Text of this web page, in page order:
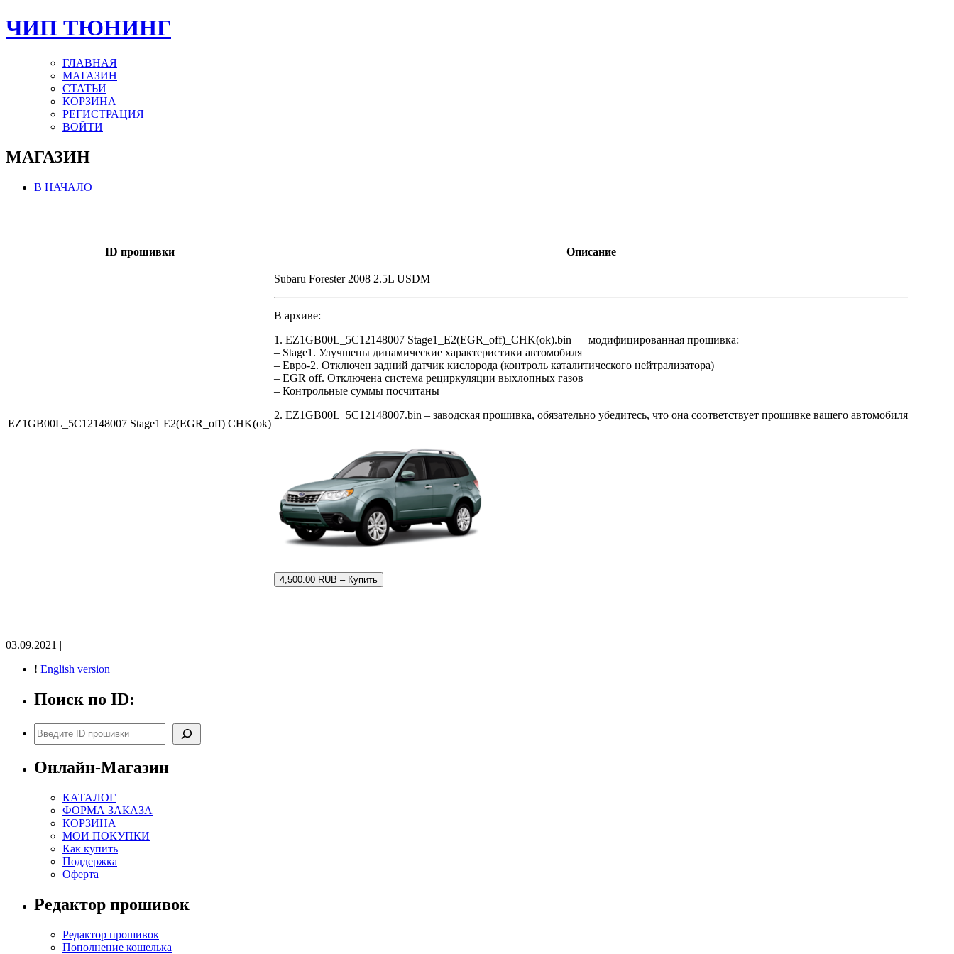
ЧИП ТЮНИНГ
ГЛАВНАЯ
МАГАЗИН
СТАТЬИ
КОРЗИНА
РЕГИСТРАЦИЯ
ВОЙТИ
МАГАЗИН
В НАЧАЛО
ID прошивки Описание
EZ1GB00L_5C12148007 Stage1 E2(EGR_off) CHK(ok)
Subaru Forester 2008 2.5L USDM
В архиве:
1. EZ1GB00L_5C12148007 Stage1_E2(EGR_off)_CHK(ok).bin — модифицированная прошивка:
– Stage1. Улучшены динамические характеристики автомобиля
– Евро-2. Отключен задний датчик кислорода (контроль каталитического нейтрализатора)
– EGR off. Отключена система рециркуляции выхлопных газов
– Контрольные суммы посчитаны
2. EZ1GB00L_5C12148007.bin – заводская прошивка, обязательно убедитесь, что она соответствует прошивке вашего автомобиля
4,500.00 RUB – Купить
03.09.2021 |
! English version
Поиск по ID:
Поиск
Онлайн-Магазин
КАТАЛОГ
ФОРМА ЗАКАЗА
КОРЗИНА
МОИ ПОКУПКИ
Как купить
Поддержка
Оферта
Редактор прошивок
Редактор прошивок
Пополнение кошелька